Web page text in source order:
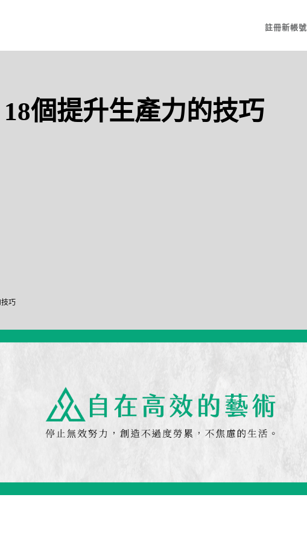
註冊新帳號
個提升生產力的技巧
技巧